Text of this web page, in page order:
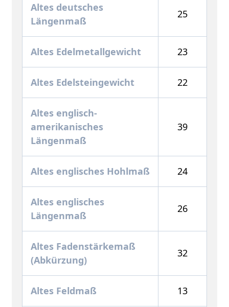
Altes deutsches
Längenmaß
25
Altes Edelmetallgewicht 23
Altes Edelsteingewicht 22
Altes englisch-
amerikanisches
Längenmaß
39
Altes englisches Hohlmaß 24
Altes englisches
Längenmaß
26
Altes Fadenstärkemaß
(Abkürzung)
32
Altes Feldmaß 13